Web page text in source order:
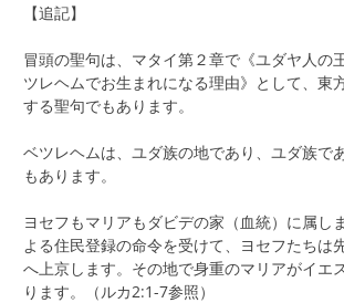
【追記】
冒頭の聖句は、マタイ第２章で《ユダヤ人の
ツレヘムでお生まれになる理由》として、東
する聖句でもあります。
ベツレヘムは、ユダ族の地であり、ユダ族で
もあります。
ヨセフもマリアもダビデの家（血統）に属し
よる住民登録の命令を受けて、ヨセフたちは
へ上京します。その地で身重のマリアがイエ
ります。（ルカ2:1-7参照）